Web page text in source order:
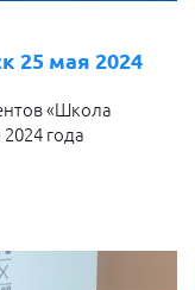
25 мая 2024
«Школа
года